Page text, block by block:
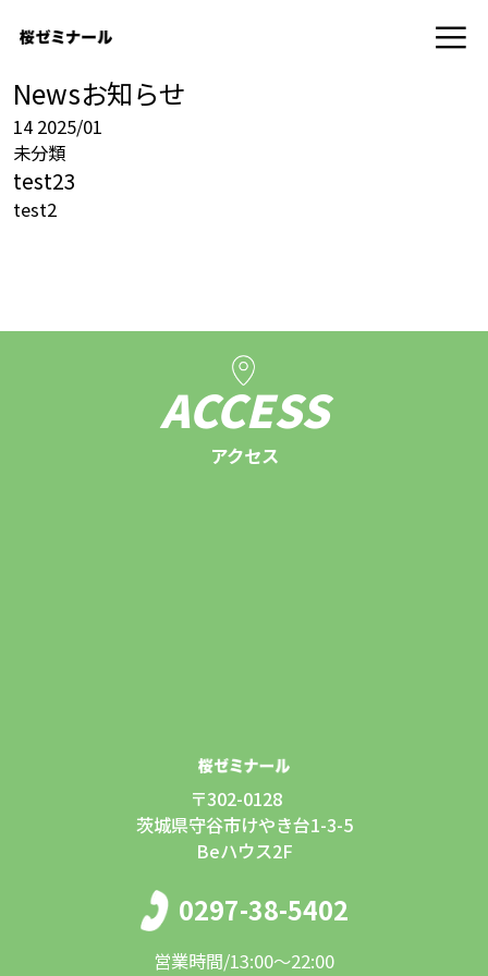
Newsお知らせ
14 2025/01
未分類
test23
test2
ACCESS
アクセス
〒302-0128
茨城県守谷市けやき台1-3-5
Beハウス2F
0297-38-5402
営業時間/13:00〜22:00